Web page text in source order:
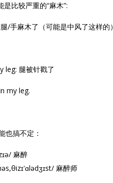
比较严重的“麻木”:
/手麻木了（可能是中风了这样的）
leg: 腿被针戳了
my leg.
也搞不定：
麻醉
麻醉师